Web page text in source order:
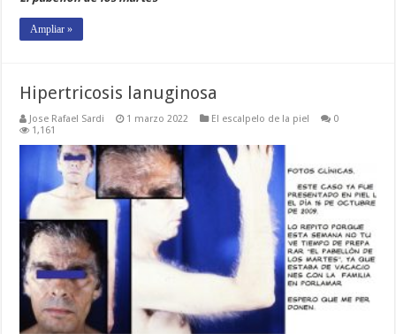
Ampliar »
Hipertricosis lanuginosa
Jose Rafael Sardi 1 marzo 2022 El escalpelo de la piel
0
1,161